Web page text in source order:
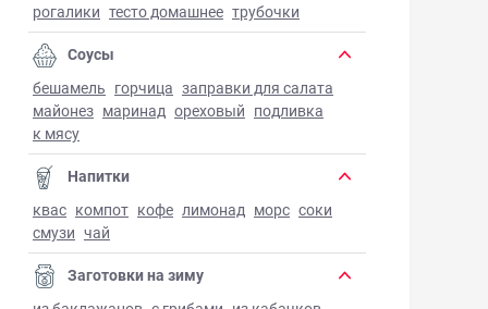
рогалики тесто домашнее трубочки
Соусы
бешамель горчица заправки для салата
майонез маринад ореховый подливка
к мясу
Напитки
квас компот кофе лимонад морс соки
смузи чай
Заготовки на зиму